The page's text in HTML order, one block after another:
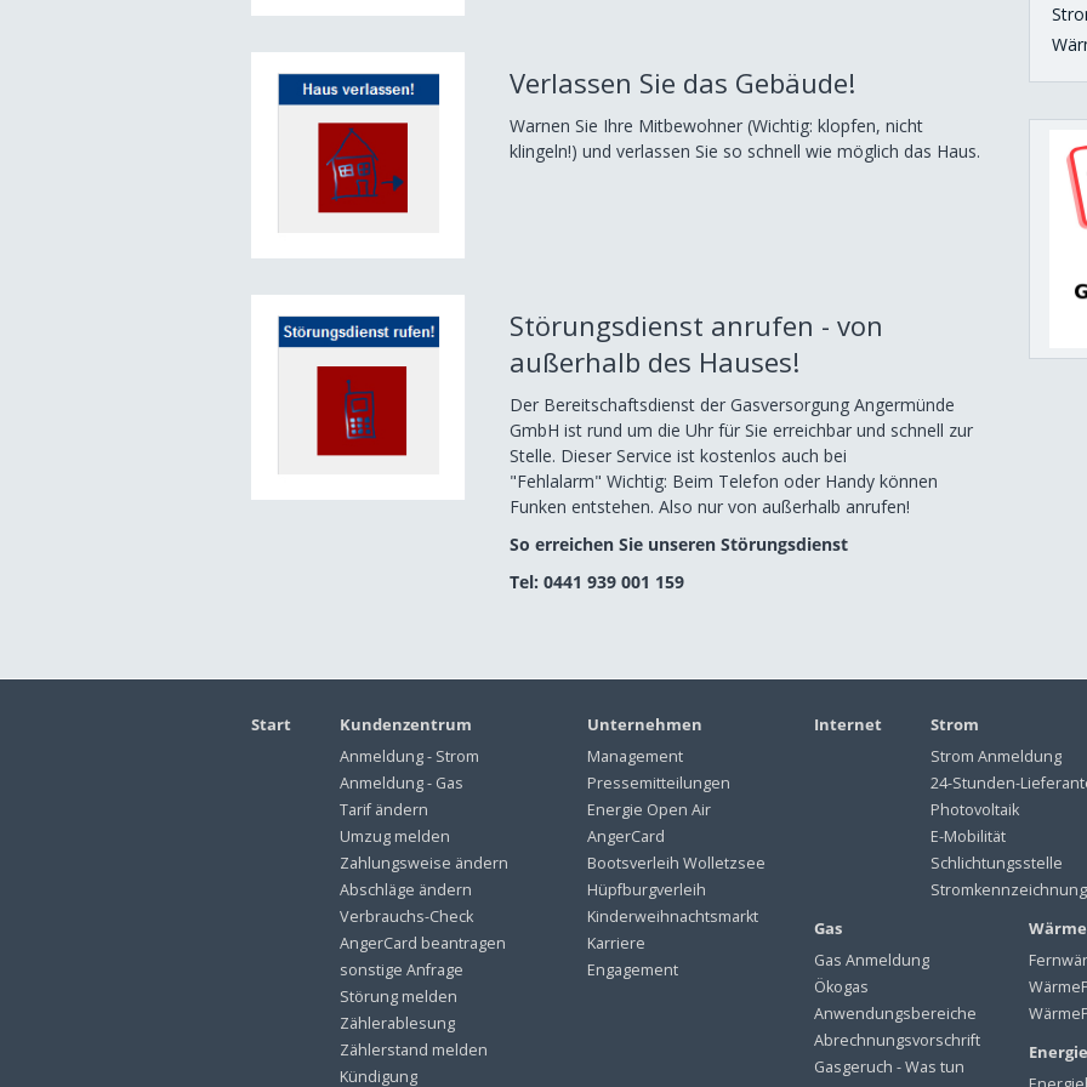
Verlassen Sie das Gebäude!
Warnen Sie Ihre Mitbewohner (Wichtig: klopfen, nicht
klingeln!) und verlassen Sie so schnell wie möglich das Haus.
Störungsdienst anrufen - von
außerhalb des Hauses!
Der Bereitschaftsdienst der Gasversorgung Angermünde
GmbH ist rund um die Uhr für Sie erreichbar und schnell zur
Stelle. Dieser Service ist kostenlos auch bei
"Fehlalarm" Wichtig: Beim Telefon oder Handy können
Funken entstehen. Also nur von außerhalb anrufen!
So erreichen Sie unseren Störungsdienst
Tel: 0441 939 001 159
Start
Kundenzentrum
Anmeldung - Strom
Anmeldung - Gas
Tarif ändern
Umzug melden
Zahlungsweise ändern
Abschläge ändern
Verbrauchs-Check
AngerCard beantragen
sonstige Anfrage
Störung melden
Zählerablesung
Zählerstand melden
Kündigung
Unternehmen
Management
Pressemitteilungen
Energie Open Air
AngerCard
Bootsverleih Wolletzsee
Hüpfburgverleih
Kinderweihnachtsmarkt
Karriere
Engagement
Internet
Strom
Strom Anmeldung
24-Stunden-
Photovoltaik
E-Mobilität
Schlichtungsstelle
Stromkennzeichnung
Gas
Gas Anmeldung
Ökogas
Anwendungsbereiche
Abrechnungsvorschrift
Gasgeruch - Was tun
Wärme